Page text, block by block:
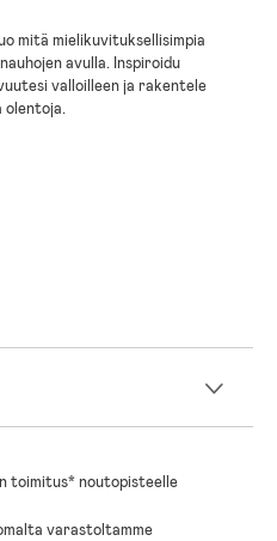
mitä mielikuvituksellisimpia
avulla. Inspiroidu
valloilleen ja rakentele
olentoja.
toimitus* noutopisteelle
varastoltamme